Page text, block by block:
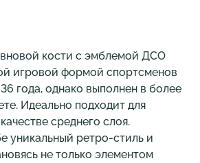
кости с эмблемой ДСО
игровой формой спортсменов
года, однако выполнен в более
Идеально подходит для
среднего слоя.
уникальный ретро-стиль и
не только элементом